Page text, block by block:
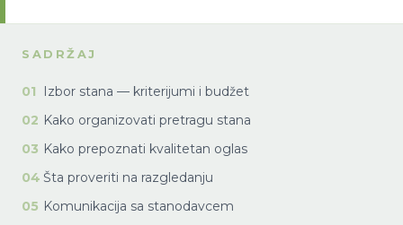
SADRŽAJ
01
Izbor stana — kriterijumi i budžet
02 Kako organizovati pretragu stana
03 Kako prepoznati kvalitetan oglas
04 Šta proveriti na razgledanju
05 Komunikacija sa stanodavcem